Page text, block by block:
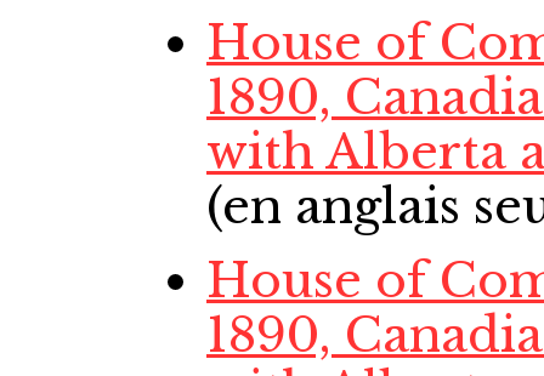
House of
1890,
with Alberta
(en anglais
House of
1890,